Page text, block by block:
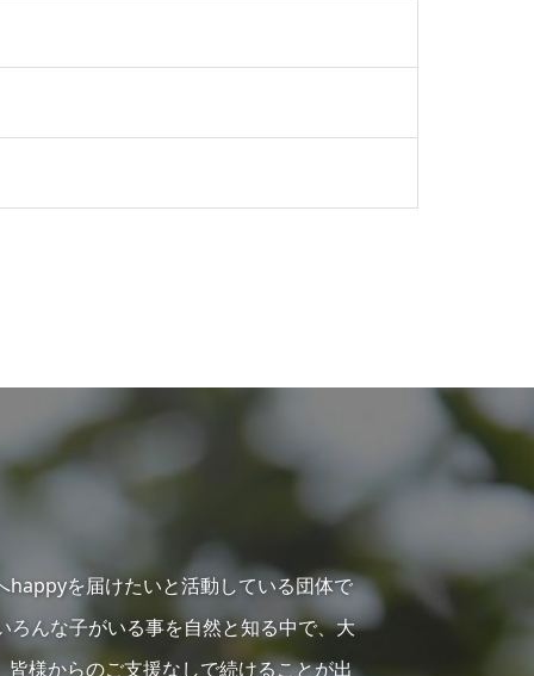
happyを届けたいと活動している団体で
んな子がいる事を自然と知る中で、大
様からのご支援なしで続けることが出